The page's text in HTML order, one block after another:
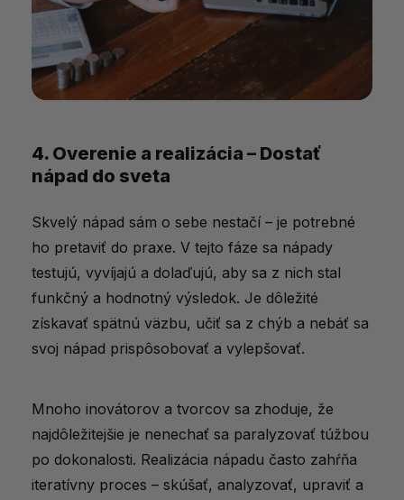
4. Overenie a realizácia – Dostať
nápad do sveta
Skvelý nápad sám o sebe nestačí – je potrebné
ho pretaviť do praxe. V tejto fáze sa nápady
testujú, vyvíjajú a dolaďujú, aby sa z nich stal
funkčný a hodnotný výsledok. Je dôležité
získavať spätnú väzbu, učiť sa z chýb a nebáť sa
svoj nápad prispôsobovať a vylepšovať.
Mnoho inovátorov a tvorcov sa zhoduje, že
najdôležitejšie je nenechať sa paralyzovať túžbou
po dokonalosti. Realizácia nápadu často zahŕňa
iteratívny proces – skúšať, analyzovať, upraviť a